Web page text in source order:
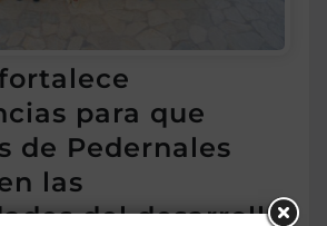
para que
de Pedernales
las
del desarrollo